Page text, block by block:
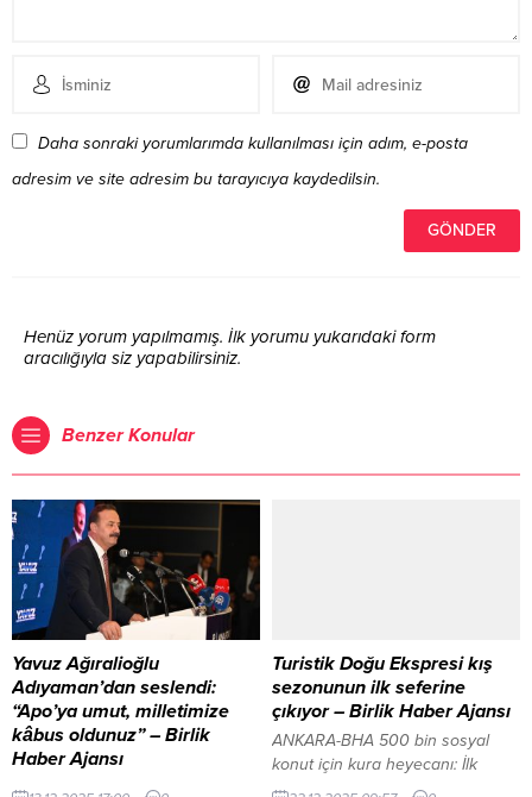
Daha sonraki yorumlarımda kullanılması için adım, e-posta
adresim ve site adresim bu tarayıcıya kaydedilsin.
Henüz yorum yapılmamış. İlk yorumu yukarıdaki form
aracılığıyla siz yapabilirsiniz.
Benzer Konular
Yavuz Ağıralioğlu
Adıyaman’dan seslendi:
“Apo’ya umut, milletimize
kâbus oldunuz” – Birlik
Haber Ajansı
ADIYAMAN – BHA Anahtar Parti
Turistik Doğu Ekspresi kış
sezonunun ilk seferine
çıkıyor – Birlik Haber Ajansı
ANKARA-BHA 500 bin sosyal
konut için kura heyecanı: İlk
çekiliş 29 Aralık’ta İçeriği